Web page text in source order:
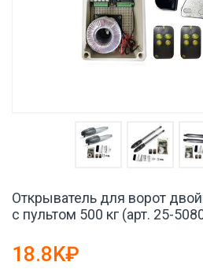
Открыватель для ворот
с пультом 500 кг (арт. 25-
18.8K₽